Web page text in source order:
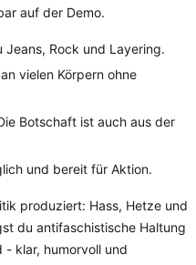
auf der Demo.
Rock und Layering.
vielen Körpern ohne
Botschaft ist auch aus der
und bereit für Aktion.
produziert: Hass, Hetze und
du antifaschistische Haltung
- klar, humorvoll und